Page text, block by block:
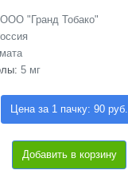
ООО "Гранд Тобако"
5 мг
Цена за 1 пачку: 90 руб.
Добавить в корзину